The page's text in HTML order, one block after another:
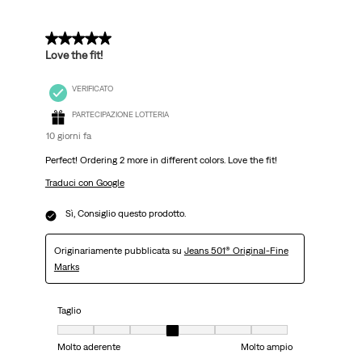
5 su 5 stelle.
Love the fit!
VERIFICATO
PARTECIPAZIONE LOTTERIA
10 giorni fa
Perfect! Ordering 2 more in different colors. Love the fit!
Traduci con Google
Sì, Consiglio questo prodotto.
Originariamente pubblicata su Jeans 501® Original-Fine
Marks
Taglio
Taglio, 4 su 7, dove 1 è uguale a Molto aderente e 7 è uguale a Molto
Molto aderente
Molto ampio